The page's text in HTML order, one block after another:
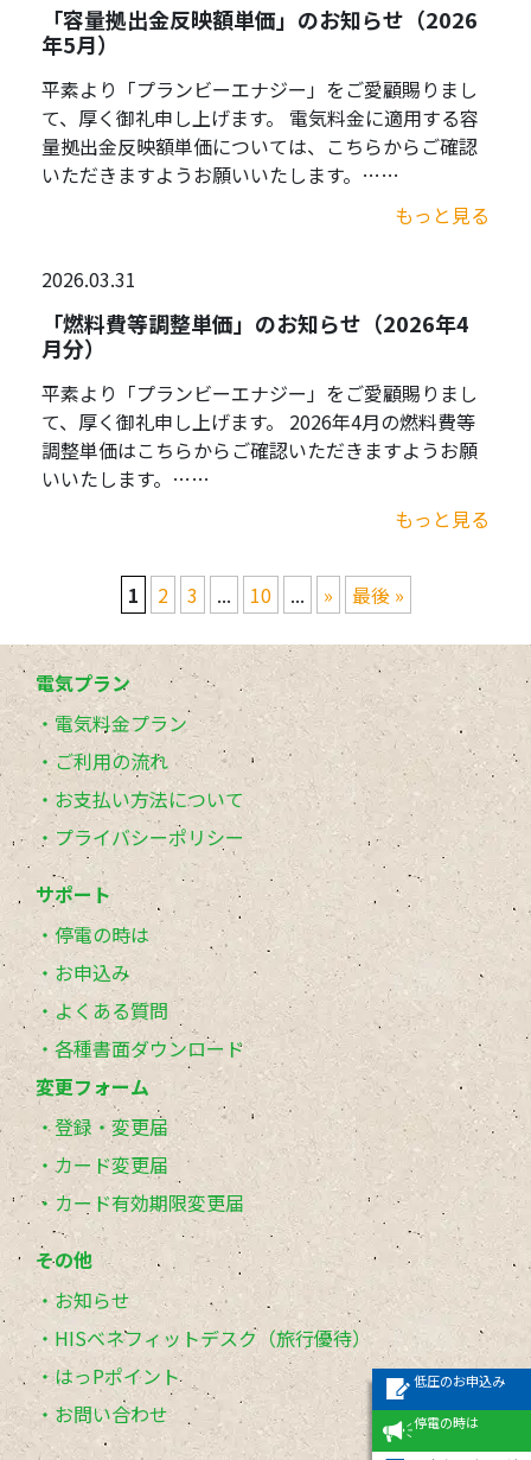
「容量拠出金反映額単価」のお知らせ（2026
年5月）
平素より「プランビーエナジー」をご愛顧賜りまし
て、厚く御礼申し上げます。 電気料金に適用する容
量拠出金反映額単価については、こちらからご確認
いただきますようお願いいたします。……
もっと見る
2026.03.31
「燃料費等調整単価」のお知らせ（2026年4
月分）
平素より「プランビーエナジー」をご愛顧賜りまし
て、厚く御礼申し上げます。 2026年4月の燃料費等
調整単価はこちらからご確認いただきますようお願
いいたします。……
もっと見る
1 2 3 ... 10 ... » 最後 »
電気プラン
電気料金プラン
ご利用の流れ
お支払い方法について
プライバシーポリシー
サポート
停電の時は
お申込み
よくある質問
各種書面ダウンロード
変更フォーム
登録・変更届
カード変更届
カード有効期限変更届
その他
お知らせ
HISベネフィットデスク（旅行優待）
はっPポイント
お問い合わせ
低圧のお申込み
停電の時は